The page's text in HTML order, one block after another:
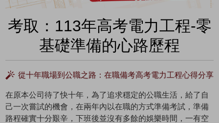
考取：113年高考電力工程-零
基礎準備的心路歷程
從十年職場到公職之路：在職備考高考電力工程心得分享
在原本公司待了快十年，為了追求穩定的公職生活，給了自
己一次嘗試的機會，在兩年內以在職的方式準備考試，準備
路程確實十分艱辛，下班後並沒有多餘的娛樂時間，一有空